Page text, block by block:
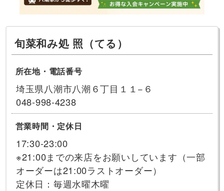
旬菜和み処 照（てる）
所在地・電話番号
埼玉県八潮市八潮６丁目１１−６
048-998-4238
営業時間・定休日
17:30-23:00
※21:00までの来店をお願いしています（一部
オーダーは21:00ラストオーダー）
定休日：毎週水曜木曜